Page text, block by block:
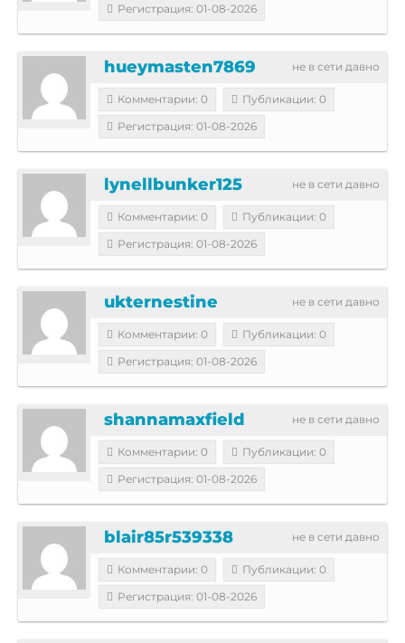
Регистрация: 01-08-2026
не в сети давно
hueymasten7869
Комментарии: 0
Публикации: 0
Регистрация: 01-08-2026
не в сети давно
lynellbunker125
Комментарии: 0
Публикации: 0
Регистрация: 01-08-2026
не в сети давно
ukternestine
Комментарии: 0
Публикации: 0
Регистрация: 01-08-2026
не в сети давно
shannamaxfield
Комментарии: 0
Публикации: 0
Регистрация: 01-08-2026
не в сети давно
blair85r539338
Комментарии: 0
Публикации: 0
Регистрация: 01-08-2026